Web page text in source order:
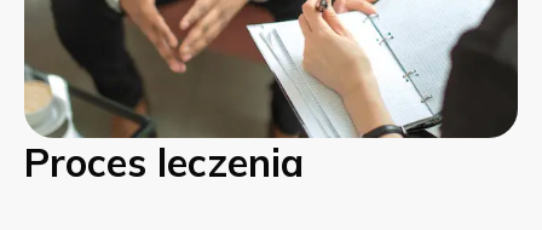
Proces leczenia